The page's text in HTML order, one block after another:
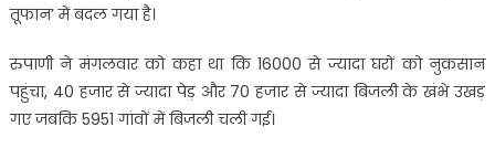
तूफान’ में बदल गया है।
रुपाणी ने मंगलवार को कहा था कि 16000 से ज्यादा घरों को नुकसान
पहुंचा, 40 हजार से ज्यादा पेड़ और 70 हजार से ज्यादा बिजली के खंभे उखड़
गए जबकि 5951 गांवों में बिजली चली गई।